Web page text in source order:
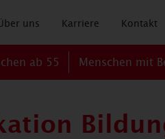
uns Karriere Kontakt
ab 55 Menschen mit